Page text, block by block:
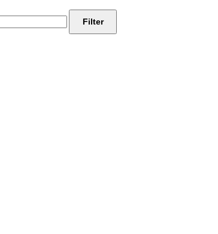
Filter